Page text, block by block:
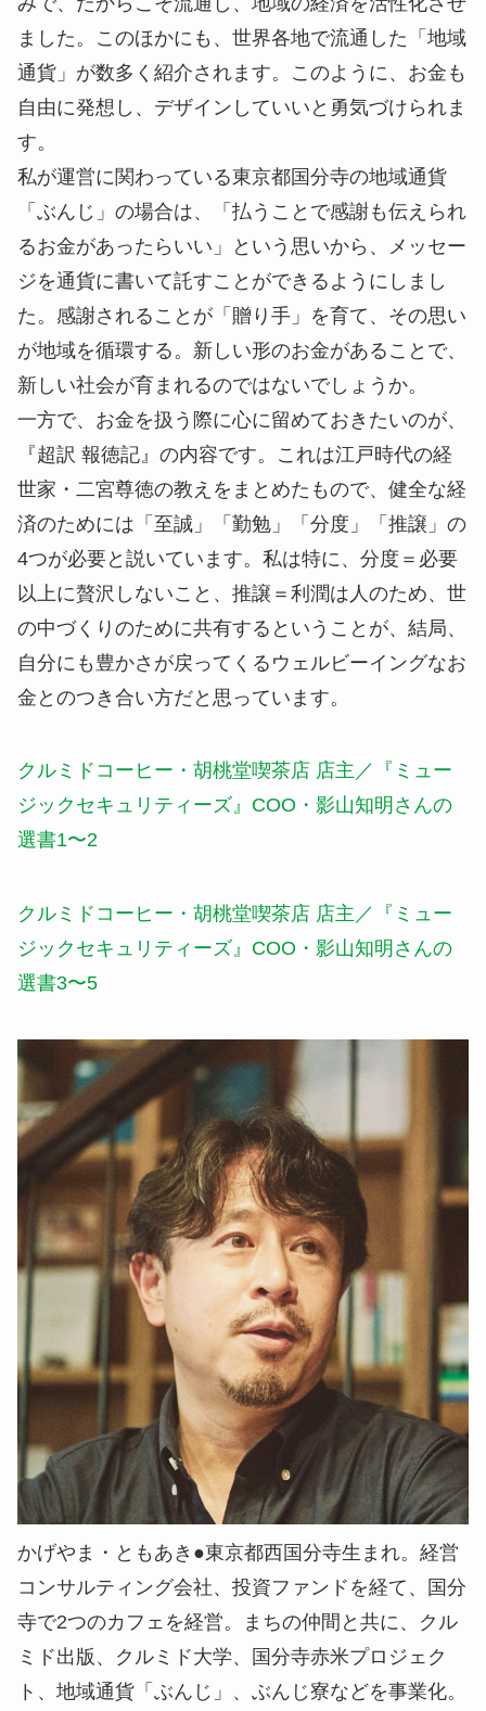
ました。このほかにも、世界各地で流通した「地域
通貨」が数多く紹介されます。このように、お金も
自由に発想し、デザインしていいと勇気づけられま
す。
私が運営に関わっている東京都国分寺の地域通貨
「ぶんじ」の場合は、「払うことで感謝も伝えられ
るお金があったらいい」という思いから、メッセー
ジを通貨に書いて託すことができるようにしまし
た。感謝されることが「贈り手」を育て、その思い
が地域を循環する。新しい形のお金があることで、
新しい社会が育まれるのではないでしょうか。
一方で、お金を扱う際に心に留めておきたいのが、
『超訳 報徳記』の内容です。これは江戸時代の経
世家・二宮尊徳の教えをまとめたもので、健全な経
済のためには「至誠」「勤勉」「分度」「推譲」の
4つが必要と説いています。私は特に、分度＝必要
以上に贅沢しないこと、推譲＝利潤は人のため、世
の中づくりのために共有するということが、結局、
自分にも豊かさが戻ってくるウェルビーイングなお
金とのつき合い方だと思っています。
クルミドコーヒー・胡桃堂喫茶店 店主／『ミュー
ジックセキュリティーズ』COO・影山知明さんの
選書1〜2
クルミドコーヒー・胡桃堂喫茶店 店主／『ミュー
ジックセキュリティーズ』COO・影山知明さんの
選書3〜5
かげやま・ともあき●東京都西国分寺生まれ。経営
コンサルティング会社、投資ファンドを経て、国分
寺で2つのカフェを経営。まちの仲間と共に、クル
ミド出版、クルミド大学、国分寺赤米プロジェク
ト、地域通貨「ぶんじ」、ぶんじ寮などを事業化。